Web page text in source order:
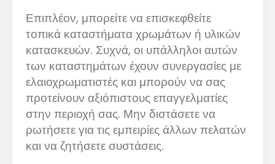
Επιπλέον, μπορείτε να επισκεφθείτε
τοπικά καταστήματα χρωμάτων ή υλικών
κατασκευών. Συχνά, οι υπάλληλοι αυτών
των καταστημάτων έχουν συνεργασίες με
ελαιοχρωματιστές και μπορούν να σας
προτείνουν αξιόπιστους επαγγελματίες
στην περιοχή σας. Μην διστάσετε να
ρωτήσετε για τις εμπειρίες άλλων πελατών
και να ζητήσετε συστάσεις.